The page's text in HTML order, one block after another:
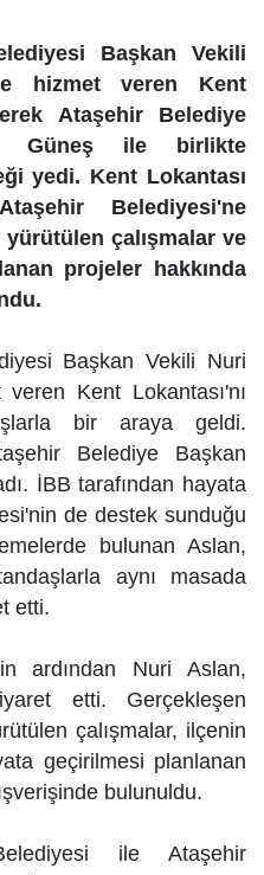
Başkan Vekili
hizmet veren Kent
Ataşehir Belediye
Güneş ile birlikte
yedi. Kent Lokantası
Belediyesi'ne
çalışmalar ve
projeler hakkında
Başkan Vekili Nuri
Kent Lokantası'nı
bir araya geldi.
Belediye Başkan
İBB tarafından hayata
de destek sunduğu
bulunan Aslan,
aynı masada
etti.
ardından Nuri Aslan,
etti. Gerçekleşen
çalışmalar, ilçenin
geçirilmesi planlanan
bulunuldu.
ile Ataşehir